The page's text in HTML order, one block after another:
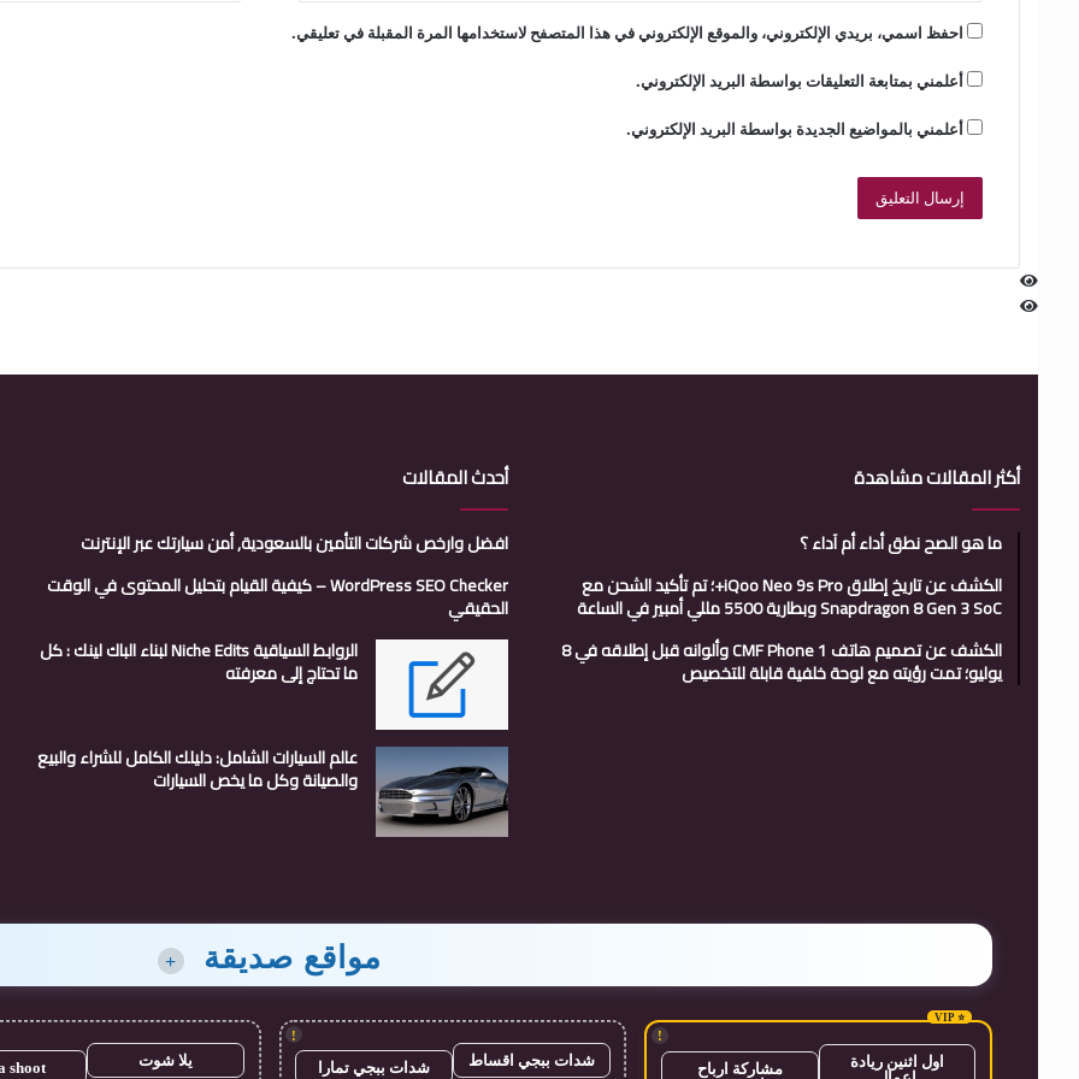
احفظ اسمي، بريدي الإلكتروني، والموقع الإلكتروني في هذا المتصفح لاستخدامها المرة المقبلة في تعليقي.
أعلمني بمتابعة التعليقات بواسطة البريد الإلكتروني.
أعلمني بالمواضيع الجديدة بواسطة البريد الإلكتروني.
أكثر المقالات مشاهدة
ما هو الصح نطق أداء أم آداء ؟
الكشف عن تاريخ إطلاق iQoo Neo 9s Pro+؛ تم تأكيد الشحن مع
Snapdragon 8 Gen 3 SoC وبطارية 5500 مللي أمبير في الساعة
الكشف عن تصميم هاتف CMF Phone 1 وألوانه قبل إطلاقه في 8
يوليو؛ تمت رؤيته مع لوحة خلفية قابلة للتخصيص
أحدث المقالات
افضل وارخص شركات التأمين بالسعودية, أمن سيارتك عبر الإنترنت
WordPress SEO Checker – كيفية القيام بتحليل المحتوى في الوقت
الحقيقي
الروابط السياقية Niche Edits لبناء الباك لينك : كل
ما تحتاج إلى معرفته
عالم السيارات الشامل: دليلك الكامل للشراء والبيع
والصيانة وكل ما يخص السيارات
مواقع صديقة +
!
اول اثنين ريادة
مشاركة ارباح
!
شدات ببجي اقساط شدات ببجي تمارا يلا شوت shoot